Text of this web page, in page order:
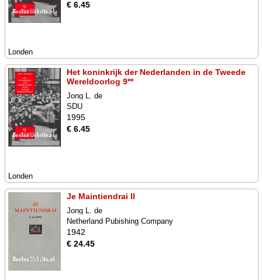
€ 6.45
Londen
Het koninkrijk der Nederlanden in de Tweede
Wereldoorlog 9**
Jong L. de
SDU
1995
€ 6.45
Londen
Je Maintiendrai II
Jong L. de
Netherland Pubishing Company
1942
€ 24.45